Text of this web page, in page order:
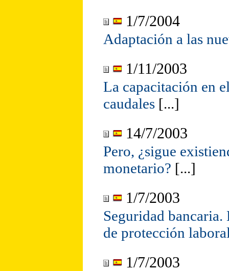
1/7/2004
Adaptación a las
1/11/2003
La capacitación en
caudales [...]
14/7/2003
Pero, ¿sigue
monetario? [...]
1/7/2003
Seguridad bancaria.
de protección
1/7/2003